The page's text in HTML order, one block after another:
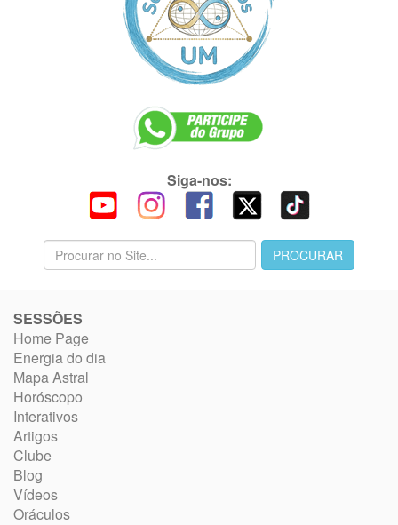
Siga-nos:
SESSÕES
Home Page
Energia do dia
Mapa Astral
Horóscopo
Interativos
Artigos
Clube
Blog
Vídeos
Oráculos